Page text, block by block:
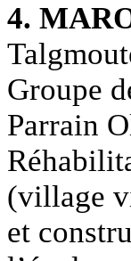
4.
Groupe
Parrain
(village
et